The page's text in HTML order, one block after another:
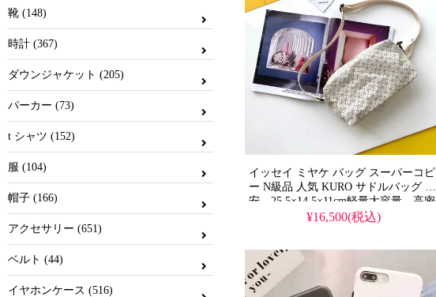
靴 (148)
時計 (367)
ダウンジャケット (205)
パーカー (73)
t シャツ (152)
服 (104)
帽子 (166)
アクセサリー (651)
ベルト (44)
イヤホンケース (516)
イッセイ ミヤケ バッグ スーパーコピ
ー N級品 人気 KURO サドルバッグ 格
安。25.5×14.5×11cm軽量大容量、高密
度編み込みストラップ、ファスナー付
ボディバッグです。
¥16,500(税込)